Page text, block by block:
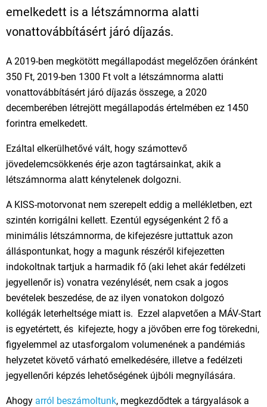
emelkedett is a létszámnorma alatti
vonattovábbításért járó díjazás.
A 2019-ben megkötött megállapodást megelőzően óránként
350 Ft, 2019-ben 1300 Ft volt a létszámnorma alatti
vonattovábbításért járó díjazás összege, a 2020
decemberében létrejött megállapodás értelmében ez 1450
forintra emelkedett.
Ezáltal elkerülhetővé vált, hogy számottevő
jövedelemcsökkenés érje azon tagtársainkat, akik a
létszámnorma alatt kénytelenek dolgozni.
A KISS-motorvonat nem szerepelt eddig a mellékletben, ezt
szintén korrigálni kellett. Ezentúl egységenként 2 fő a
minimális létszámnorma, de kifejezésre juttattuk azon
álláspontunkat, hogy a magunk részéről kifejezetten
indokoltnak tartjuk a harmadik fő (aki lehet akár fedélzeti
jegyellenőr is) vonatra vezénylését, nem csak a jogos
bevételek beszedése, de az ilyen vonatokon dolgozó
kollégák leterheltsége miatt is. Ezzel alapvetően a MÁV-Start
is egyetértett, és kifejezte, hogy a jövőben erre fog törekedni,
figyelemmel az utasforgalom volumenének a pandémiás
helyzetet követő várható emelkedésére, illetve a fedélzeti
jegyellenőri képzés lehetőségének újbóli megnyílására.
Ahogy arról beszámoltunk, megkezdődtek a tárgyalások a